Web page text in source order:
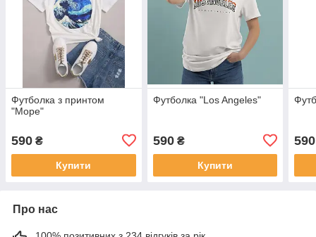
Футболка з принтом
"Море"
590 ₴
Купити
Футболка "Los Angeles"
590₴
Купити
590
Про нас